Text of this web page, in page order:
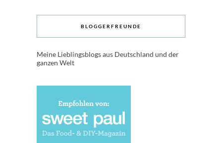
BLOGGERFREUNDE
Meine Lieblingsblogs aus Deutschland und der
ganzen Welt